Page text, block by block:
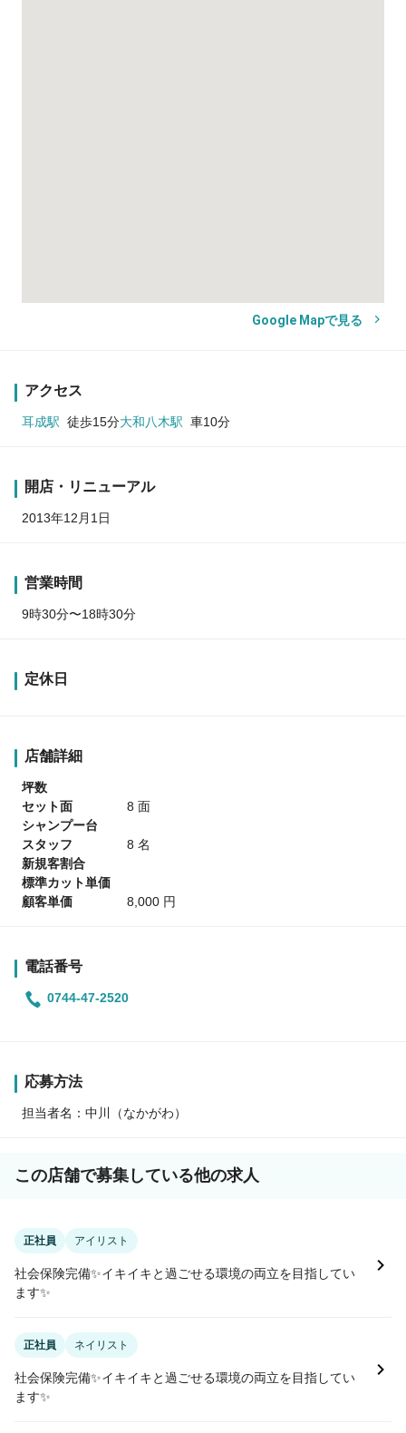
Google Mapで見る
アクセス
耳成駅 徒歩15分大和八木駅 車10分
開店・リニューアル
2013年12月1日
営業時間
9時30分〜18時30分
定休日
店舗詳細
坪数
セット面
8 面
シャンプー台
スタッフ
8 名
新規客割合
標準カット単価
顧客単価
8,000 円
電話番号
0744-47-2520
応募方法
担当者名：中川（なかがわ）
この店舗で募集している他の求人
正社員 アイリスト
社会保険完備✨イキイキと過ごせる環境の両立を目指してい
ます✨
正社員 ネイリスト
社会保険完備✨イキイキと過ごせる環境の両立を目指してい
ます✨